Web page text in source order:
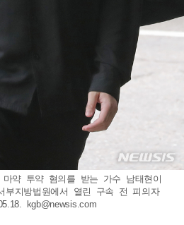
약 투약 혐의를 받는 가수 남태현이
부지방법원에서 열린 구속 전 피의자
kgb@newsis.com